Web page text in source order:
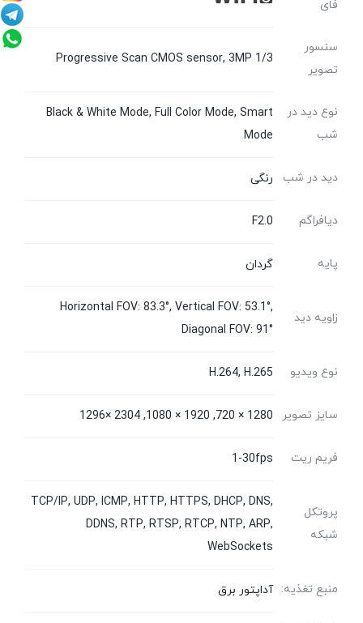
فای
سنسور
تصویر
1/3 Progressive Scan CMOS sensor, 3MP
نوع دید در
شب
Black & White Mode, Full Color Mode, Smart
Mode
دید در شب رنگی
دیافراگم F2.0
پایه گردان
زاویه دید
Horizontal FOV: 83.3°, Vertical FOV: 53.1°,
Diagonal FOV: 91°
نوع ویدیو H.264, H.265
سایز تصویر 1280 × 720, 1920 × 1080, 2304 ×1296
فریم ریت 1-30fps
پروتکل
شبکه
TCP/IP, UDP, ICMP, HTTP, HTTPS, DHCP, DNS,
DDNS, RTP, RTSP, RTCP, NTP, ARP,
WebSockets
منبع تغذیه: آداپتور برق